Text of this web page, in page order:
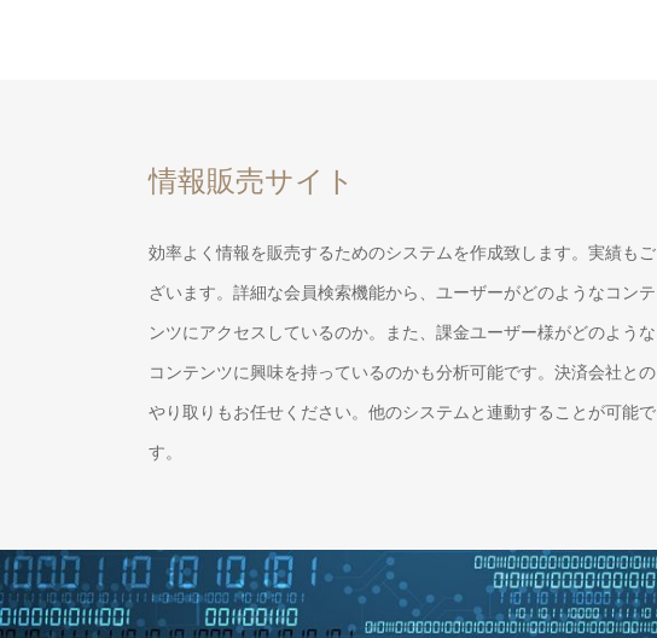
情報販売サイト
効率よく情報を販売するためのシステムを作成致します。実績もご
ざいます。詳細な会員検索機能から、ユーザーがどのようなコンテ
ンツにアクセスしているのか。また、課金ユーザー様がどのような
コンテンツに興味を持っているのかも分析可能です。決済会社との
やり取りもお任せください。他のシステムと連動することが可能で
す。